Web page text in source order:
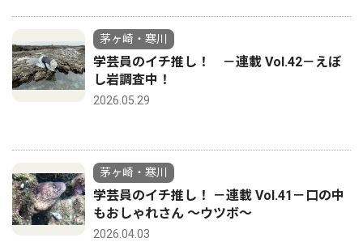
茅ヶ崎・寒川
学芸員のイチ推し！ －連載 Vol.42－えぼ
し岩調査中！
2026.05.29
茅ヶ崎・寒川
学芸員のイチ推し！ －連載 Vol.41－口の中
もおしゃれさん ～ウツボ～
2026.04.03